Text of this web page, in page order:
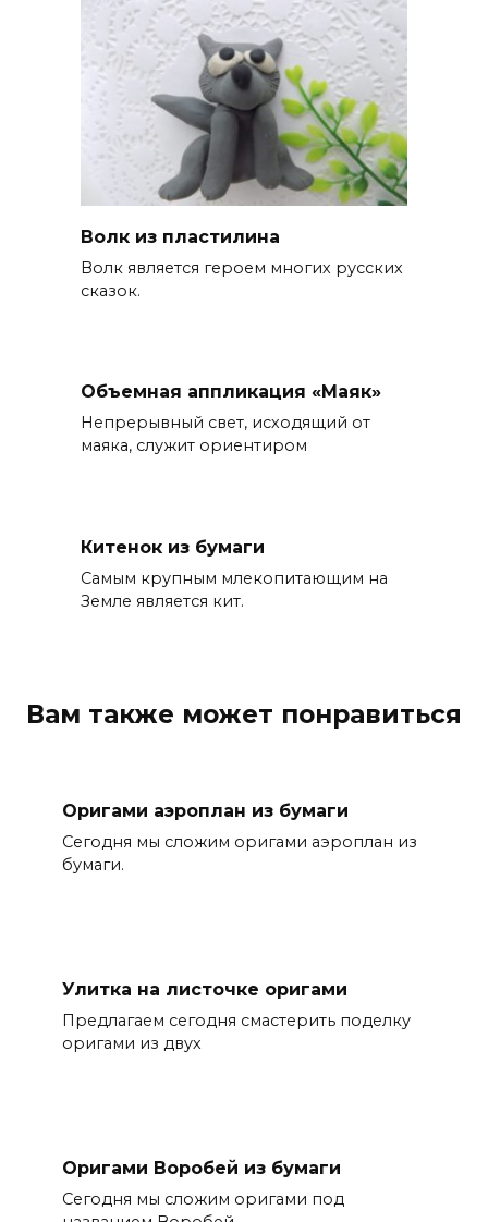
Волк из пластилина
Волк является героем многих русских
сказок.
Объемная аппликация «Маяк»
Непрерывный свет, исходящий от
маяка, служит ориентиром
Китенок из бумаги
Самым крупным млекопитающим на
Земле является кит.
Вам также может понравиться
Оригами аэроплан из бумаги
Сегодня мы сложим оригами аэроплан из
бумаги.
Улитка на листочке оригами
Предлагаем сегодня смастерить поделку
оригами из двух
Оригами Воробей из бумаги
Сегодня мы сложим оригами под